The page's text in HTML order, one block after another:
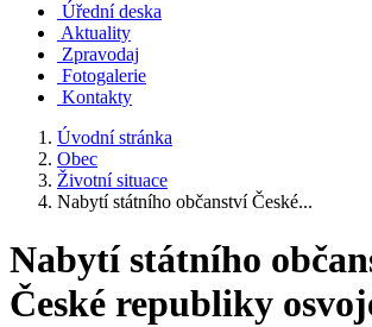
Úřední deska
Aktuality
Zpravodaj
Fotogalerie
Kontakty
Úvodní stránka
Obec
Životní situace
Nabytí státního občanství České...
Nabytí státního
České republiky